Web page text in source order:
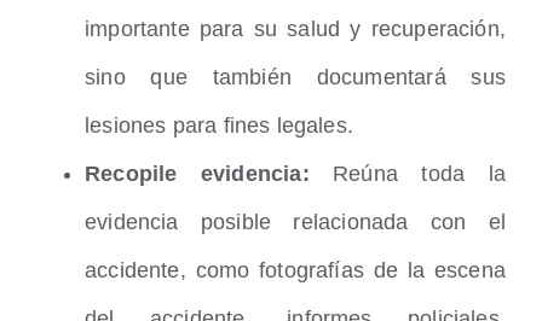
importante para su salud y recuperación,
sino que también documentará sus
lesiones para fines legales.
Recopile evidencia: Reúna toda la
evidencia posible relacionada con el
accidente, como fotografías de la escena